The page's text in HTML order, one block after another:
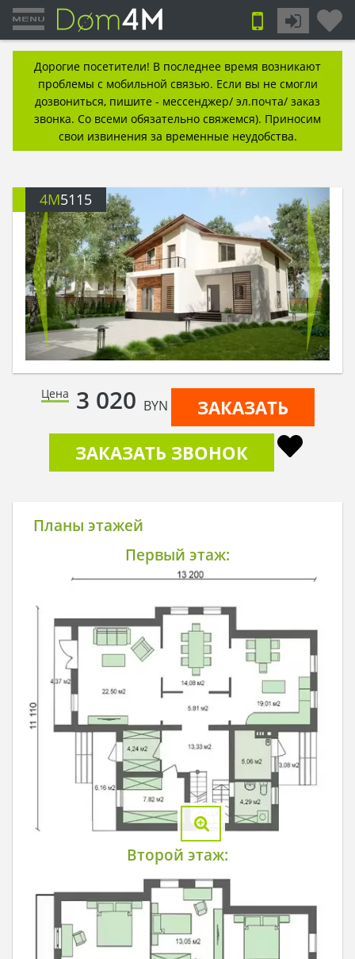
Дорогие посетители! В последнее время возникают
проблемы с мобильной связью. Если вы не смогли
дозвониться, пишите - мессенджер/ эл.почта/ заказ
звонка. Со всеми обязательно свяжемся). Приносим
свои извинения за временные неудобства.
4M5115
Цена 3 020 BYN
ЗАКАЗАТЬ
ЗАКАЗАТЬ ЗВОНОК
Планы этажей
Первый этаж:
Второй этаж: